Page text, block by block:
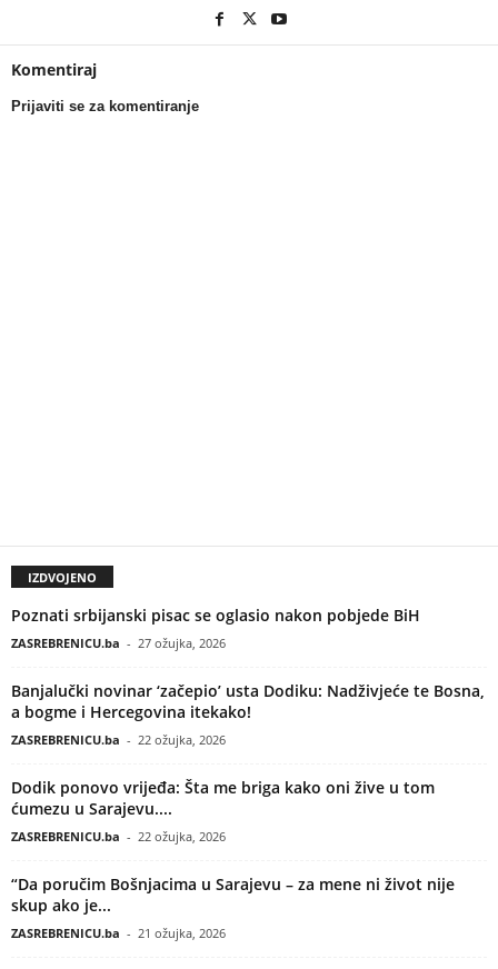
Komentiraj
Prijaviti se za komentiranje
IZDVOJENO
Poznati srbijanski pisac se oglasio nakon pobjede BiH
ZASREBRENICU.ba - 27 ožujka, 2026
Banjalučki novinar ‘začepio’ usta Dodiku: Nadživjeće te Bosna,
a bogme i Hercegovina itekako!
ZASREBRENICU.ba - 22 ožujka, 2026
Dodik ponovo vrijeđa: Šta me briga kako oni žive u tom
ćumezu u Sarajevu....
ZASREBRENICU.ba - 22 ožujka, 2026
“Da poručim Bošnjacima u Sarajevu – za mene ni život nije
skup ako je...
ZASREBRENICU.ba - 21 ožujka, 2026